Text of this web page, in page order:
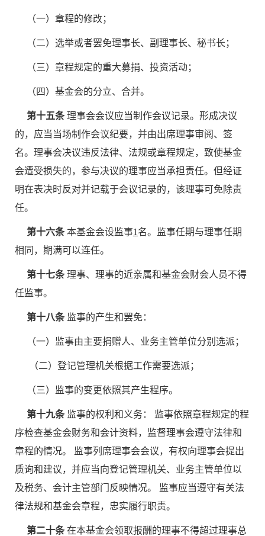
（一）章程的修改；
（二）选举或者罢免理事长、副理事长、秘书长；
（三）章程规定的重大募捐、投资活动；
（四）基金会的分立、合并。
第十五条理事会会议应当制作会议记录。形成决议
的，应当当场制作会议纪要，并由出席理事审阅、签
名。理事会决议违反法律、法规或章程规定，致使基金
会遭受损失的，参与决议的理事应当承担责任。但经证
明在表决时反对并记载于会议记录的，该理事可免除责
任。
第十六条本基金会设监事1 名。监事任期与理事任期
相同，期满可以连任。
第十七条理事、理事的近亲属和基金会财会人员不得
任监事。
第十八条监事的产生和罢免：
（一）监事由主要捐赠人、业务主管单位分别选派；
（二）登记管理机关根据工作需要选派；
（三）监事的变更依照其产生程序。
第十九条监事的权利和义务： 监事依照章程规定的程
序检查基金会财务和会计资料，监督理事会遵守法律和
章程的情况。 监事列席理事会会议，有权向理事会提出
质询和建议，并应当向登记管理机关、业务主管单位以
及税务、会计主管部门反映情况。 监事应当遵守有关法
律法规和基金会章程，忠实履行职责。
第二十条在本基金会领取报酬的理事不得超过理事总